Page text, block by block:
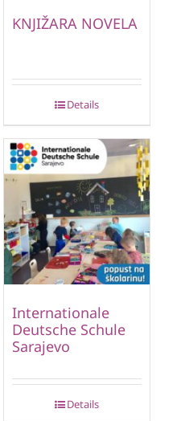
KNJIŽARA NOVELA
Details
Internationale
Deutsche Schule
Sarajevo
Details